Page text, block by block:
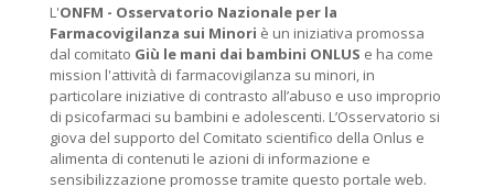
L'ONFM - Osservatorio Nazionale per la
Farmacovigilanza sui Minori è un iniziativa promossa
dal comitato Giù le mani dai bambini ONLUS e ha come
mission l'attività di farmacovigilanza su minori, in
particolare iniziative di contrasto all’abuso e uso improprio
di psicofarmaci su bambini e adolescenti. L’Osservatorio si
giova del supporto del Comitato scientifico della Onlus e
alimenta di contenuti le azioni di informazione e
sensibilizzazione promosse tramite questo portale web.